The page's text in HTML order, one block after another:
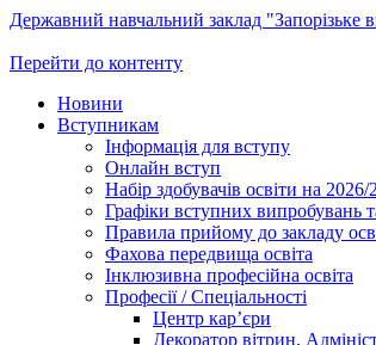
Державний навчальний заклад
Перейти до контенту
Новини
Вступникам
Інформація для вступу
Онлайн вступ
Набір здобувачів освіти на 2026/
Графіки вступних випробувань
Правила прийому до закладу
Фахова передвища освіта
Інклюзивна професійна освіта
Професії / Спеціальності
Центр кар’єри
Декоратор вітрин.